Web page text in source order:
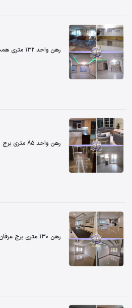
رهن واحد 132 متری همت یاس
رهن واحد 85 متری برج جی4
رهن 130 متری برج عرفان